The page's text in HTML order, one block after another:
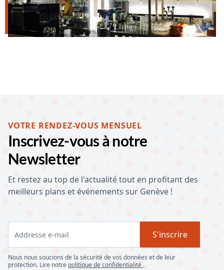
VOTRE RENDEZ-VOUS MENSUEL
Inscrivez-vous à notre
Newsletter
Et restez au top de l'actualité tout en profitant des
meilleurs plans et événements sur Genève !
S'inscrire
Nous nous soucions de la sécurité de vos données et de leur
protection. Lire notre politique de confidentialité .